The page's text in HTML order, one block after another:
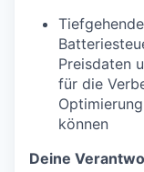
Preisdaten
für die
können
Deine